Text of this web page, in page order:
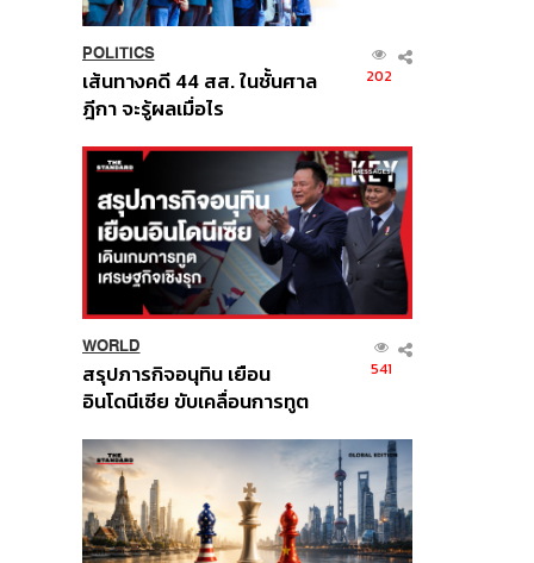
POLITICS
เส้นทางคดี 44 สส. ในชั้นศาล
ฎีกา จะรู้ผลเมื่อไร
202
WORLD
สรุปภารกิจอนุทิน เยือน
อินโดนีเซีย ขับเคลื่อนการทูต
ส่วนยุทธศาสตร์ไทย –
อินโดนีเซีย
541